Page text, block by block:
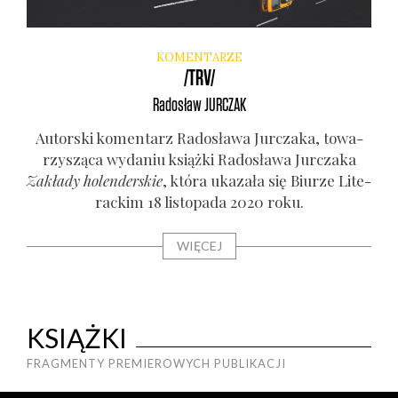
KOMENTARZE
/TRV/
RadosławJURCZAK
Autor­ski komen­tarz Rado­sła­wa Jur­cza­ka, towa­
rzy­szą­ca wyda­niu książ­ki Rado­sła­wa Jur­cza­ka
Zakła­dy holen­der­skie, któ­ra uka­za­ła się Biu­rze Lite­
rac­kim 18 listo­pa­da 2020 roku.
WIĘCEJ
KSIĄŻKI
FRAGMENTY PREMIEROWYCH PUBLIKACJI